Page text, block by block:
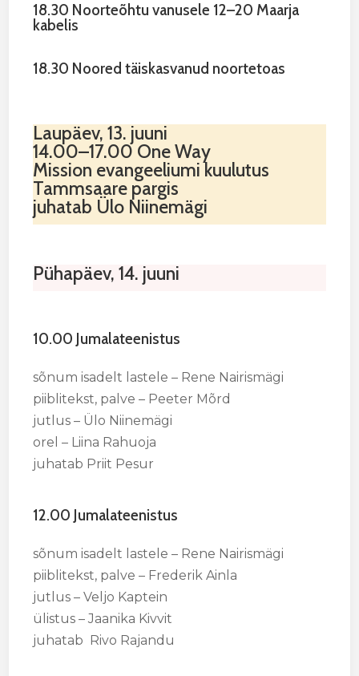
18.30 Noorteõhtu vanusele 12–20 Maarja
kabelis
18.30 Noored täiskasvanud noortetoas
Laupäev, 13. juuni
14.00–17.00 One Way
Mission evangeeliumi kuulutus
Tammsaare pargis
juhatab Ülo Niinemägi
Pühapäev, 14. juuni
10.00 Jumalateenistus
sõnum isadelt lastele – Rene Nairismägi
piiblitekst, palve – Peeter Mõrd
jutlus – Ülo Niinemägi
orel – Liina Rahuoja
juhatab Priit Pesur
12.00 Jumalateenistus
sõnum isadelt lastele – Rene Nairismägi
piiblitekst, palve – Frederik Ainla
jutlus – Veljo Kaptein
ülistus – Jaanika Kivvit
juhatab Rivo Rajandu